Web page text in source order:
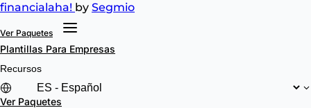
financialaha! by Segmio
Ver Paquetes
Plantillas Para Empresas
Recursos
Ver Paquetes